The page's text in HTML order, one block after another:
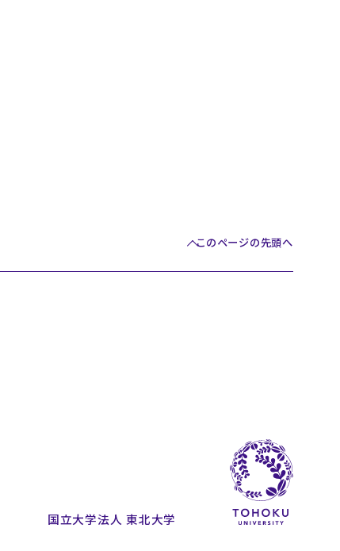
このページの先頭へ
国立大学法人 東北大学